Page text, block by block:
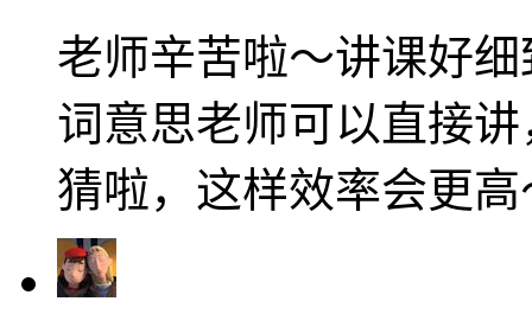
老师辛苦啦～讲课好
词意思老师可以直接
猜啦，这样效率会更高